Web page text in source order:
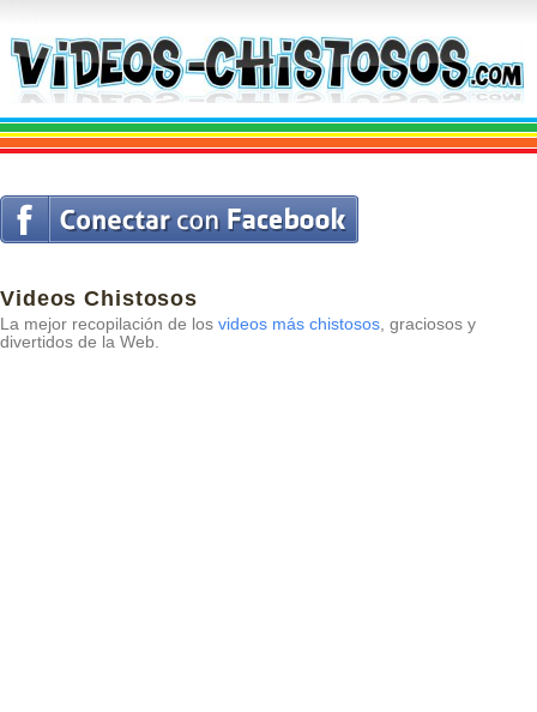
Videos Chistosos
La mejor recopilación de los videos más chistosos, graciosos y
divertidos de la Web.